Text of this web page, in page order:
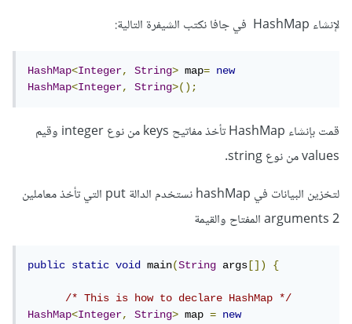
لإنشاء HashMap في جافا نكتب الشيفرة التالية:
HashMap<Integer, String> map=
new
HashMap<Integer, String>();
قمت بإنشاء HashMap تأخذ مفاتيح keys من نوع integer وقيم
values من نوع string.
لتخزين البيانات في hashMap نستخدم الدالة put التي تأخذ معاملين
2 arguments المفتاح والقيمة
public static void main(String args []) {
/* This is how to declare HashMap */
HashMap<Integer, String> map =
new